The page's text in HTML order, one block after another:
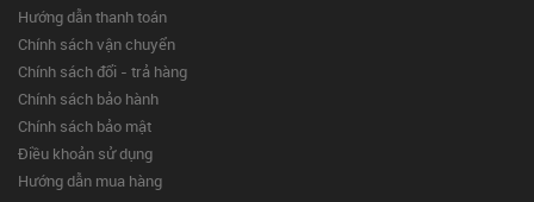
Hướng dẫn thanh toán
Chính sách vận chuyển
Chính sách đổi - trả hàng
Chính sách bảo hành
Chính sách bảo mật
Điều khoản sử dụng
Hướng dẫn mua hàng